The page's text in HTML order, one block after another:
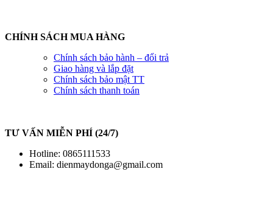
CHÍNH SÁCH MUA HÀNG
Chính sách bảo hành – đổi trả
Giao hàng và lắp đặt
Chính sách bảo mật TT
Chính sách thanh toán
TƯ VẤN MIỄN PHÍ (24/7)
Hotline: 0865111533
Email: dienmaydonga@gmail.com